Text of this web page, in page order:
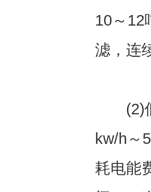
10～12
滤，连
(2)低
kw/h～
耗电能